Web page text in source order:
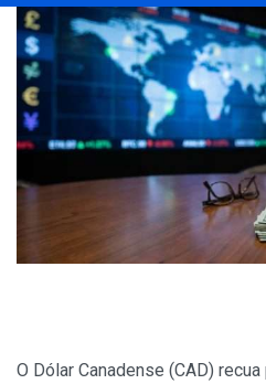
O Dólar Canadense (CAD)